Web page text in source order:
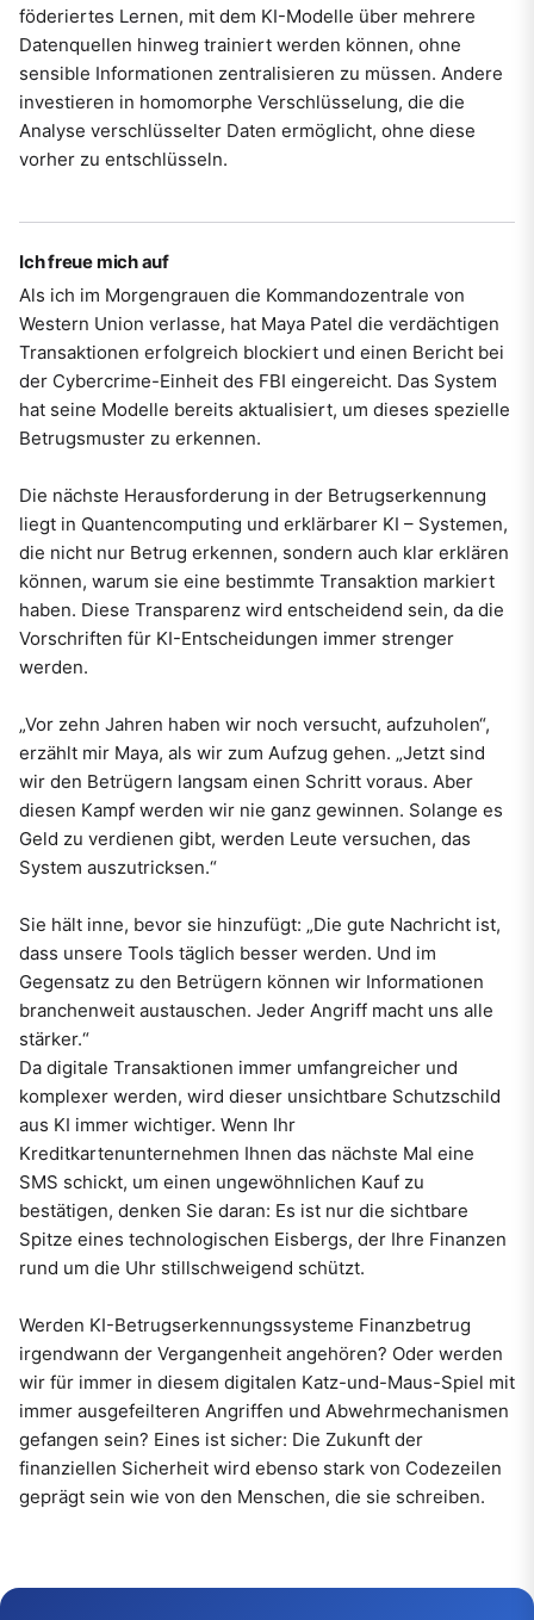
föderiertes Lernen, mit dem KI-Modelle über mehrere
Datenquellen hinweg trainiert werden können, ohne
sensible Informationen zentralisieren zu müssen. Andere
investieren in homomorphe Verschlüsselung, die die
Analyse verschlüsselter Daten ermöglicht, ohne diese
vorher zu entschlüsseln.
Ich freue mich auf
Als ich im Morgengrauen die Kommandozentrale von
Western Union verlasse, hat Maya Patel die verdächtigen
Transaktionen erfolgreich blockiert und einen Bericht bei
der Cybercrime-Einheit des FBI eingereicht. Das System
hat seine Modelle bereits aktualisiert, um dieses spezielle
Betrugsmuster zu erkennen.
Die nächste Herausforderung in der Betrugserkennung
liegt in Quantencomputing und erklärbarer KI – Systemen,
die nicht nur Betrug erkennen, sondern auch klar erklären
können, warum sie eine bestimmte Transaktion markiert
haben. Diese Transparenz wird entscheidend sein, da die
Vorschriften für KI-Entscheidungen immer strenger
werden.
„Vor zehn Jahren haben wir noch versucht, aufzuholen“,
erzählt mir Maya, als wir zum Aufzug gehen. „Jetzt sind
wir den Betrügern langsam einen Schritt voraus. Aber
diesen Kampf werden wir nie ganz gewinnen. Solange es
Geld zu verdienen gibt, werden Leute versuchen, das
System auszutricksen.“
Sie hält inne, bevor sie hinzufügt: „Die gute Nachricht ist,
dass unsere Tools täglich besser werden. Und im
Gegensatz zu den Betrügern können wir Informationen
branchenweit austauschen. Jeder Angriff macht uns alle
stärker.“
Da digitale Transaktionen immer umfangreicher und
komplexer werden, wird dieser unsichtbare Schutzschild
aus KI immer wichtiger. Wenn Ihr
Kreditkartenunternehmen Ihnen das nächste Mal eine
SMS schickt, um einen ungewöhnlichen Kauf zu
bestätigen, denken Sie daran: Es ist nur die sichtbare
Spitze eines technologischen Eisbergs, der Ihre Finanzen
rund um die Uhr stillschweigend schützt.
Werden KI-Betrugserkennungssysteme Finanzbetrug
irgendwann der Vergangenheit angehören? Oder werden
wir für immer in diesem digitalen Katz-und-Maus-Spiel mit
immer ausgefeilteren Angriffen und Abwehrmechanismen
gefangen sein? Eines ist sicher: Die Zukunft der
finanziellen Sicherheit wird ebenso stark von Codezeilen
geprägt sein wie von den Menschen, die sie schreiben.